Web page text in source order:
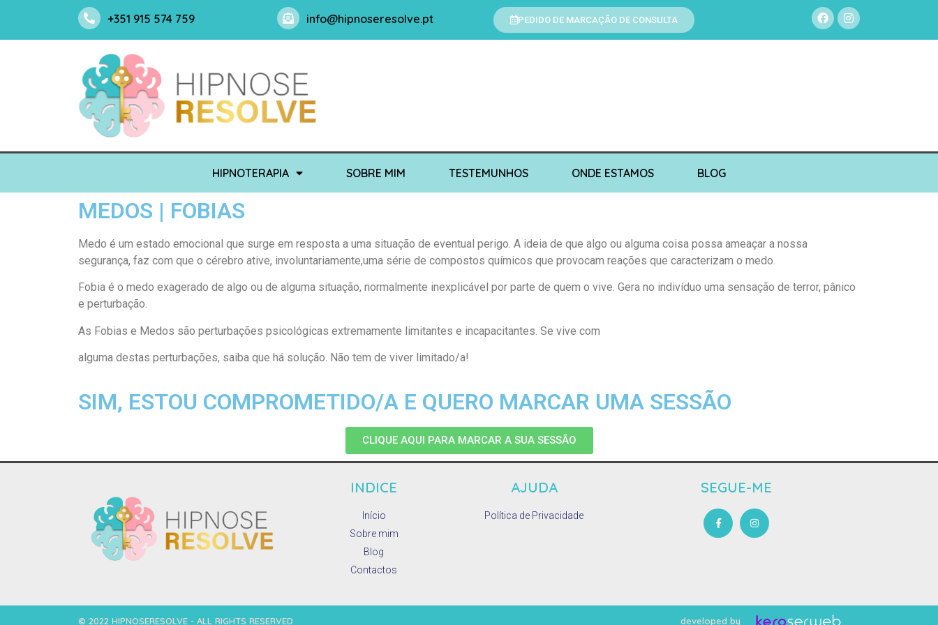
+351 915 574 759 info@hipnoseresolve.pt PEDIDO DE MARCAÇÃO DE CONSULTA
HIPNOTERAPIA SOBRE MIM TESTEMUNHOS ONDE ESTAMOS BLOG
MEDOS | FOBIAS
Medo é um estado emocional que surge em resposta a uma situação de eventual perigo. A ideia de que algo ou alguma coisa possa ameaçar a nossa
segurança, faz com que o cérebro ative, involuntariamente,uma série de compostos químicos que provocam reações que caracterizam o medo.
Fobia é o medo exagerado de algo ou de alguma situação, normalmente inexplicável por parte de quem o vive. Gera no indivíduo uma sensação de terror, pânico
e perturbação.
As Fobias e Medos são perturbações psicológicas extremamente limitantes e incapacitantes. Se vive com
alguma destas perturbações, saiba que há solução. Não tem de viver limitado/a!
SIM, ESTOU COMPROMETIDO/A E QUERO MARCAR UMA SESSÃO
CLIQUE AQUI PARA MARCAR A SUA SESSÃO
INDICE
Início
Sobre mim
Blog
Contactos
AJUDA
Política de Privacidade
SEGUE-ME
© 2022 HIPNOSERESOLVE - ALL RIGHTS RESERVED​ developed by